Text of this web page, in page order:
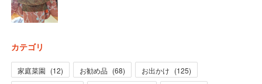
カテゴリ
家庭菜園 (12) お勧め品 (68) お出かけ (125)